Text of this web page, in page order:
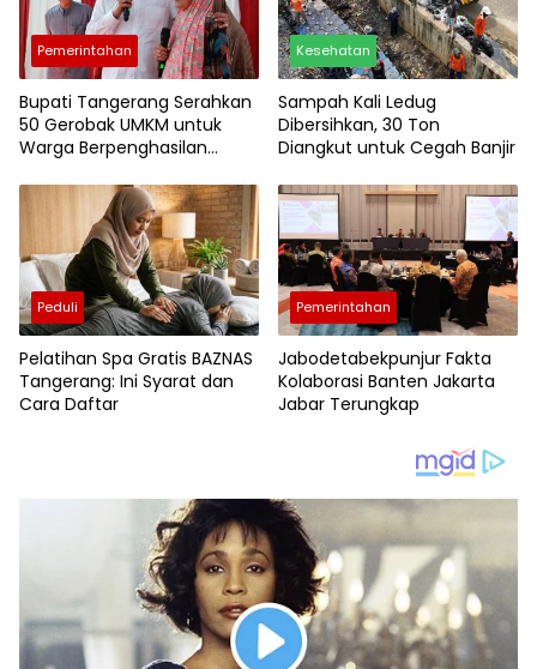
Pemerintahan
Bupati Tangerang Serahkan
50 Gerobak UMKM untuk
Warga Berpenghasilan
Kesehatan
Sampah Kali Ledug
Dibersihkan, 30 Ton
Diangkut untuk Cegah Banjir
Peduli
Pelatihan Spa Gratis BAZNAS
Tangerang: Ini Syarat dan
Cara Daftar
Pemerintahan
Jabodetabekpunjur Fakta
Kolaborasi Banten Jakarta
Jabar Terungkap